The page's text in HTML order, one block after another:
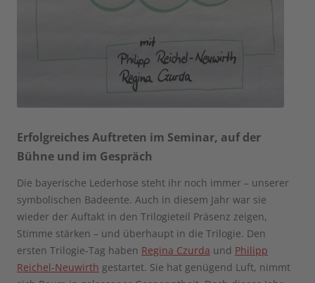
Erfolgreiches Auftreten im Seminar, auf der
Bühne und im Gespräch
Die bayerische Lederhose steht ihr noch immer – unserer
symbolischen Badeente. Auch in diesem Jahr war sie
wieder der Auftakt in den Trilogieteil Präsenz zeigen,
Stimme stärken – und überhaupt in die Trilogie. Den
ersten Trilogie-Tag haben Regina Czurda und Philipp
Reichel-Neuwirth gestartet. Sie hat genügend Luft, nimmt